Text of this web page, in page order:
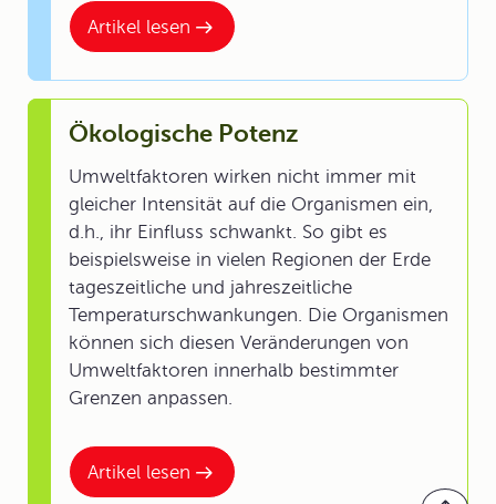
Artikel lesen
Artikel lesen
Ökologische Potenz
Umweltfaktoren wirken nicht immer mit
gleicher Intensität auf die Organismen ein,
d.h., ihr Einfluss schwankt. So gibt es
beispielsweise in vielen Regionen der Erde
tageszeitliche und jahreszeitliche
Temperaturschwankungen. Die Organismen
können sich diesen Veränderungen von
Umweltfaktoren innerhalb bestimmter
Grenzen anpassen.